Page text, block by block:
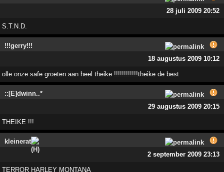
28 juli 2009 20:52
S.T.N.D.
!!!gerry!!!
18 augustus 2009 10:12
olle onze safe groeten aan heel theike !!!!!!!!!!!!theike de best
::[E]dwinn..*
29 augustus 2009 20:15
THEIKE !!!
kleinerat
2 september 2009 23:13
TERROR HARLEY MONTANA